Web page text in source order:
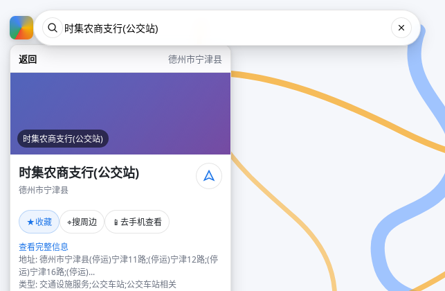
返回 德州市宁津县
时集农商支行(公交站)
时集农商支行(公交站)
德州市宁津县
★收藏 ⌖搜周边 📱 去手机查看
查看完整信息
地址: 德州市宁津县(停运)宁津11路;(停运)宁津12路;(停
运)宁津16路;(停运)...
类型: 交通设施服务;公交车站;公交车站相关